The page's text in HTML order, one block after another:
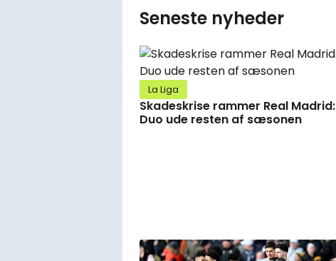
Seneste nyheder
La Liga
Skadeskrise rammer Real Madrid:
Duo ude resten af sæsonen